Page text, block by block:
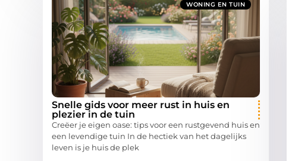
WONING EN TUIN
Snelle gids voor meer rust in huis en
plezier in de tuin
Creëer je eigen oase: tips voor een rustgevend huis en
een levendige tuin In de hectiek van het dagelijks
leven is je huis de plek